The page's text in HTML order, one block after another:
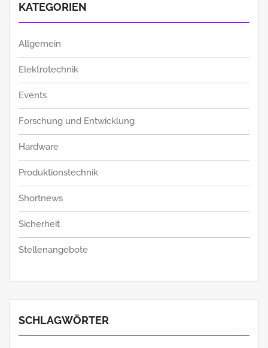
KATEGORIEN
Allgemein
Elektrotechnik
Events
Forschung und Entwicklung
Hardware
Produktionstechnik
Shortnews
Sicherheit
Stellenangebote
SCHLAGWÖRTER